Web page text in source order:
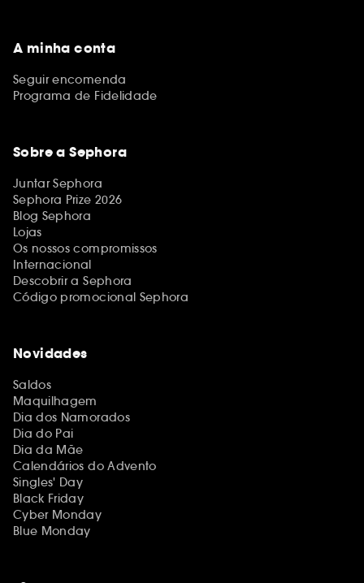
A minha conta
Seguir encomenda
Programa de Fidelidade
Sobre a Sephora
Juntar Sephora
Sephora Prize 2026
Blog Sephora
Lojas
Os nossos compromissos
Internacional
Descobrir a Sephora
Código promocional Sephora
Novidades
Saldos
Maquilhagem
Dia dos Namorados
Dia do Pai
Dia da Mãe
Calendários do Advento
Singles' Day
Black Friday
Cyber Monday
Blue Monday